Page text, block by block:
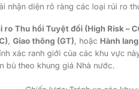
nhận diện rõ ràng các loại rủi ro
ro Thu hồi Tuyệt đối (High Risk –
, Giao thông (GT), hoặc Hành
xác ranh giới của các khu vực
bù theo khung giá Nhà nước.